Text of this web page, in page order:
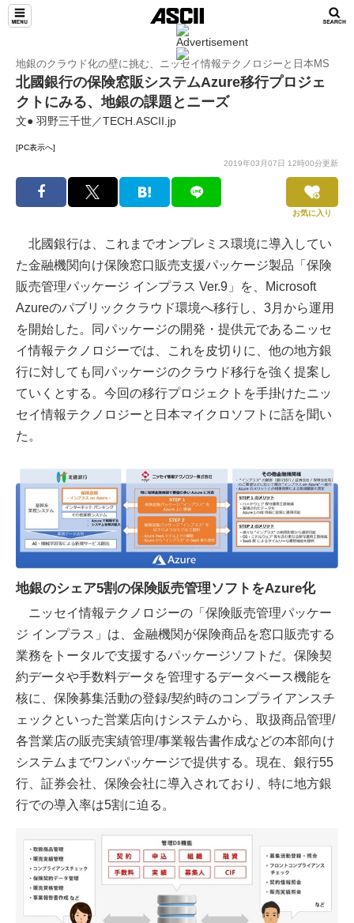
地銀のクラウド化の壁に挑む、ニッセイ情報テクノロジーと日本MS
北國銀行の保険窓販システムAzure移行プロジェ
クトにみる、地銀の課題とニーズ
文● 羽野三千世／TECH.ASCII.jp
[PC表示へ]
2019年03月07日 12時00分更新
お気に入り
北國銀行は、これまでオンプレミス環境に導入してい
た金融機関向け保険窓口販売支援パッケージ製品「保険
販売管理パッケージ インプラス Ver.9」を、Microsoft
Azureのパブリッククラウド環境へ移行し、3月から運用
を開始した。同パッケージの開発・提供元であるニッセ
イ情報テクノロジーでは、これを皮切りに、他の地方銀
行に対しても同パッケージのクラウド移行を強く提案し
ていくとする。今回の移行プロジェクトを手掛けたニッ
セイ情報テクノロジーと日本マイクロソフトに話を聞い
た。
地銀のシェア5割の保険販売管理ソフトをAzure化
ニッセイ情報テクノロジーの「保険販売管理パッケー
ジ インプラス」は、金融機関が保険商品を窓口販売する
業務をトータルで支援するパッケージソフトだ。保険契
約データや手数料データを管理するデータベース機能を
核に、保険募集活動の登録/契約時のコンプライアンスチ
ェックといった営業店向けシステムから、取扱商品管理/
各営業店の販売実績管理/事業報告書作成などの本部向け
システムまでワンパッケージで提供する。現在、銀行55
行、証券会社、保険会社に導入されており、特に地方銀
行での導入率は5割に迫る。